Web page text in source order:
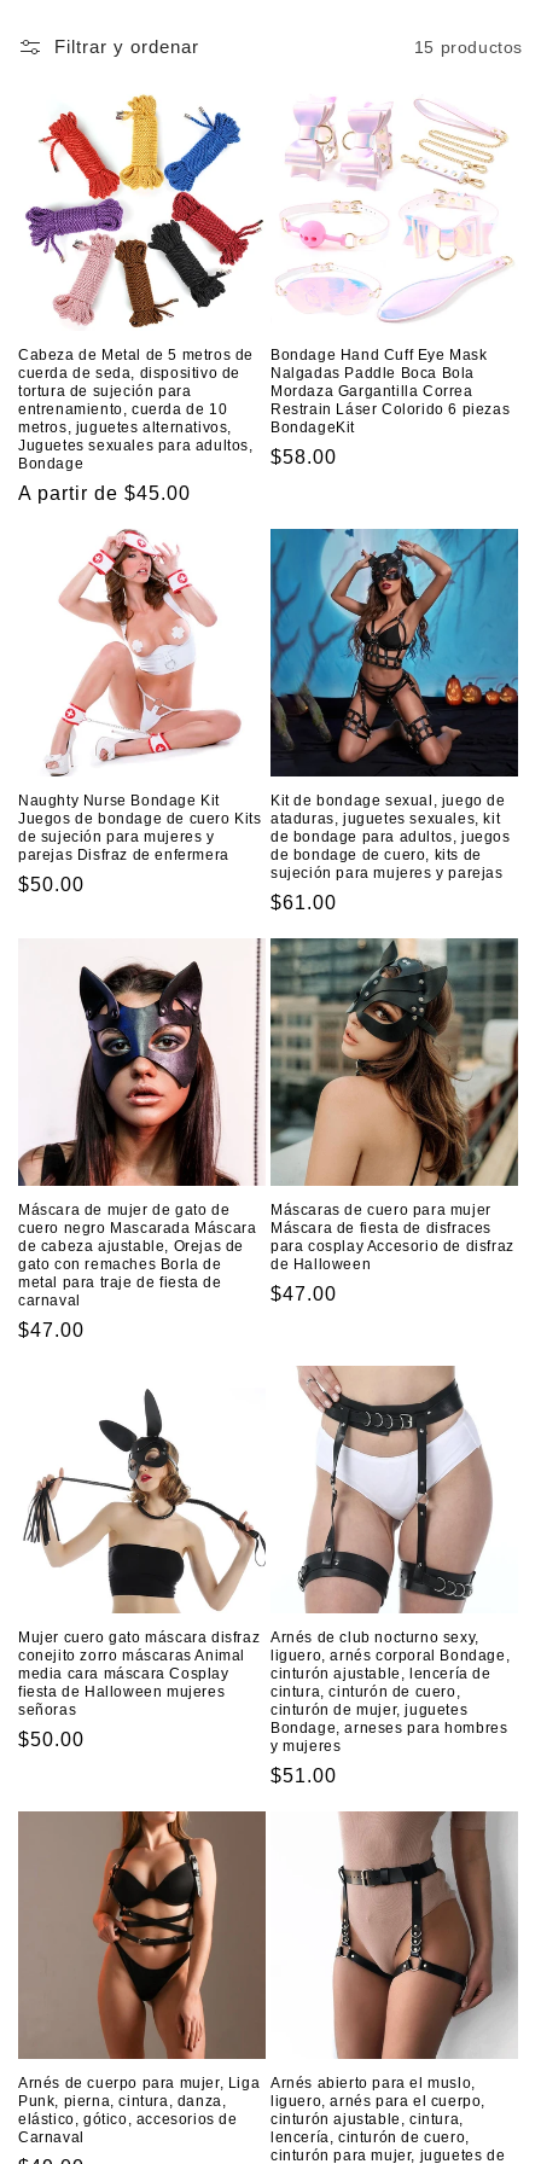
:
Filtrar y ordenar 15 productos
Cabeza de Metal de 5 metros de
cuerda de seda, dispositivo de
tortura de sujeción para
entrenamiento, cuerda de 10
metros, juguetes alternativos,
Juguetes sexuales para adultos,
Bondage
Precio
A partir de $45.00
Bondage Hand Cuff Eye Mask
Nalgadas Paddle Boca Bola
Mordaza Gargantilla Correa
Restrain Láser Colorido 6 piezas
BondageKit
Precio
$58.00
Naughty Nurse Bondage Kit
Juegos de bondage de cuero Kits
de sujeción para mujeres y
parejas Disfraz de enfermera
Precio
$50.00
Kit de bondage sexual, juego de
ataduras, juguetes sexuales, kit
de bondage para adultos, juegos
de bondage de cuero, kits de
sujeción para mujeres y parejas
Precio
$61.00
Máscara de mujer de gato de
cuero negro Mascarada Máscara
de cabeza ajustable, Orejas de
gato con remaches Borla de
metal para traje de fiesta de
carnaval
Precio
$47.00
Máscaras de cuero para mujer
Máscara de fiesta de disfraces
para cosplay Accesorio de disfraz
de Halloween
Precio
$47.00
Mujer cuero gato máscara disfraz
conejito zorro máscaras Animal
media cara máscara Cosplay
fiesta de Halloween mujeres
señoras
Precio
$50.00
Arnés de club nocturno sexy,
liguero, arnés corporal Bondage,
cinturón ajustable, lencería de
cintura, cinturón de cuero,
cinturón de mujer, juguetes
Bondage, arneses para hombres
y mujeres
Precio
$51.00
Arnés de cuerpo para mujer, Liga
Punk, pierna, cintura, danza,
elástico, gótico, accesorios de
Carnaval
Arnés abierto para el muslo,
liguero, arnés para el cuerpo,
cinturón ajustable, cintura,
lencería, cinturón de cuero,
cinturón para mujer, juguetes de